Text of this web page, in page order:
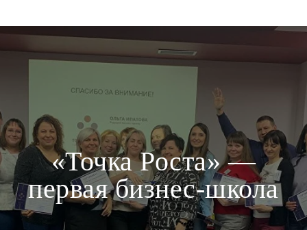
«Точка Роста» —
первая бизнес-школа